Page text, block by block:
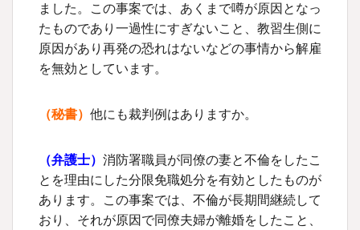
ました。この事案では、あくまで噂が原因となっ
たものであり一過性にすぎないこと、教習生側に
原因があり再発の恐れはないなどの事情から解雇
を無効としています。
（秘書） 他にも裁判例はありますか。
（弁護士） 消防署職員が同僚の妻と不倫をしたこ
とを理由にした分限免職処分を有効としたものが
あります。この事案では、不倫が長期間継続して
おり、それが原因で同僚夫婦が離婚をしたこと、